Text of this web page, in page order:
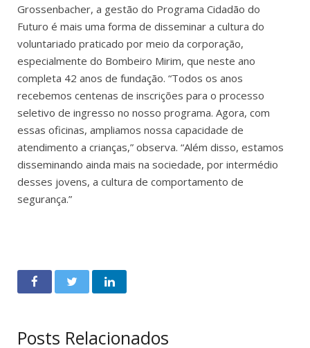
Grossenbacher, a gestão do Programa Cidadão do
Futuro é mais uma forma de disseminar a cultura do
voluntariado praticado por meio da corporação,
especialmente do Bombeiro Mirim, que neste ano
completa 42 anos de fundação. “Todos os anos
recebemos centenas de inscrições para o processo
seletivo de ingresso no nosso programa. Agora, com
essas oficinas, ampliamos nossa capacidade de
atendimento a crianças,” observa. “Além disso, estamos
disseminando ainda mais na sociedade, por intermédio
desses jovens, a cultura de comportamento de
segurança.”
Posts Relacionados